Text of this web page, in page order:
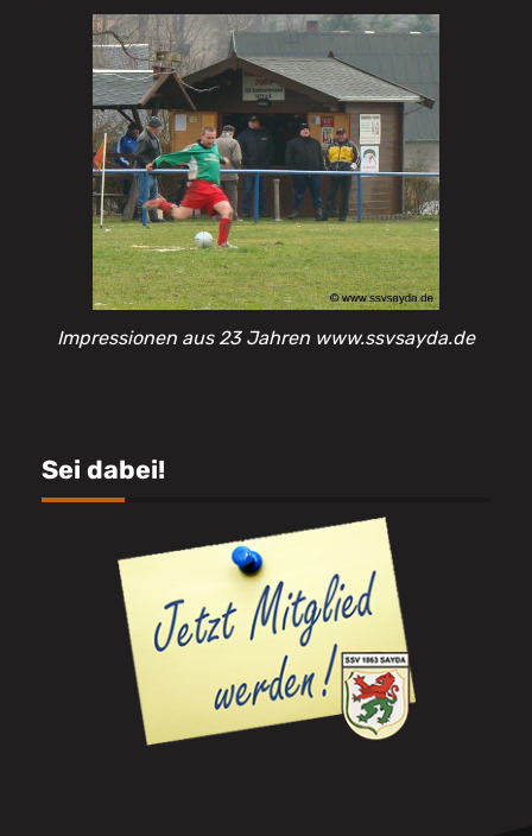
Impressionen aus 23 Jahren www.ssvsayda.de
Sei dabei!